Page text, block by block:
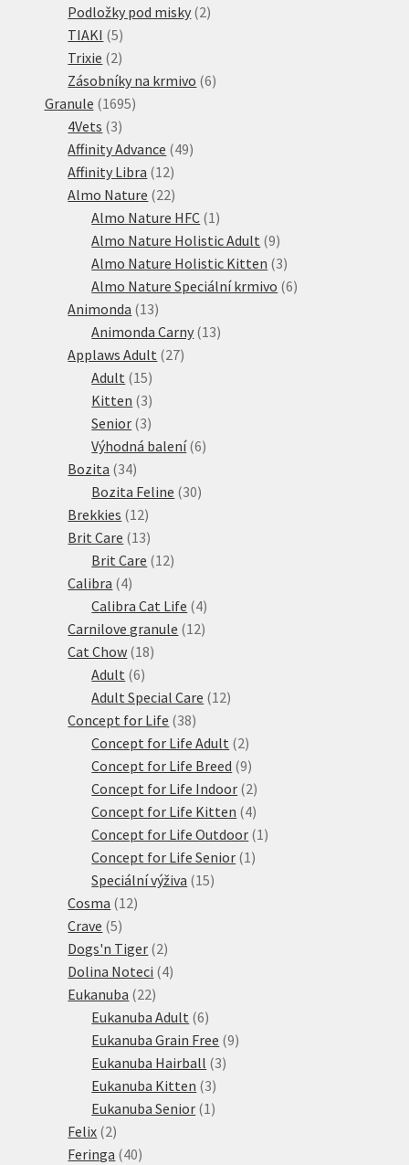
produkt
Podložky pod misky 22
TIAKI 55
produktů
Trixie 22
produkty
Zásobníky na krmivo 66
Granule 16951695
4Vets 33
produkty
Affinity Advance 4949
Affinity Libra 1212
produktů
Almo Nature 2222
produktů
Almo Nature HFC 1 1
produkt
Almo Nature Holistic Adult 99
produktů
Almo Nature Holistic Kitten 33
produkty
Almo Nature Speciální krmivo 66
Animonda 1313
produktů
Animonda Carny 1313
Applaws Adult 2727
Adult 1515
produktů
Kitten 33
produkty
Senior 33
produkty
Výhodná balení 66
Bozita 3434
produktů
Bozita Feline 3030
Brekkies 1212
produktů
Brit Care 1313
produktů
Brit Care 1212
Calibra 44
produkty
Calibra Cat Life 44
produkty
Carnilove granule 1212
Cat Chow 1818
Adult 66
produktů
Adult Special Care 1212
Concept for Life 3838
produktů
Concept for Life Adult 22
produkty
Concept for Life Breed 99
produktů
Concept for Life Indoor 22
produkty
Concept for Life Kitten 44
produkty
Concept for Life Outdoor 1 1
Concept for Life Senior 1 1
Speciální výživa 1515
Cosma 1212
Crave 55
produktů
Dogs'n Tiger 22
produkty
Dolina Noteci 44
Eukanuba 2222
produktů
Eukanuba Adult 66
produktů
Eukanuba Grain Free 99
Eukanuba Hairball 33
Eukanuba Kitten 33
produkty
Eukanuba Senior 1 1
Felix 22
produkty
Feringa 4040